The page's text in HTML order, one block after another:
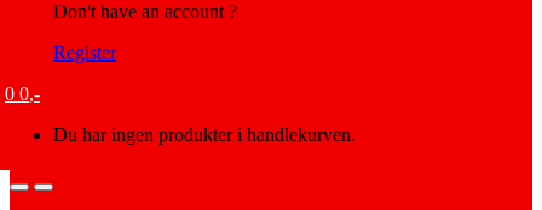
Don't have an account ?
Register
0 0,-
Du har ingen produkter i handlekurven.
OpenClose